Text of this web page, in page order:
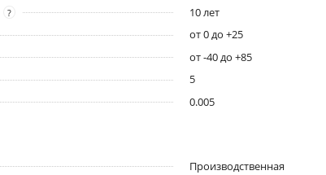
?
10 лет
от 0 до +25
от -40 до +85
5
0.005
Производственная